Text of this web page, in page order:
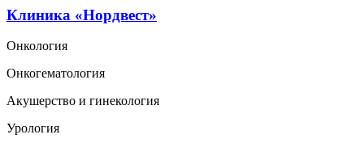
Клиника «Нордвест»
Онкология
Онкогематология
Акушерство и гинекология
Урология